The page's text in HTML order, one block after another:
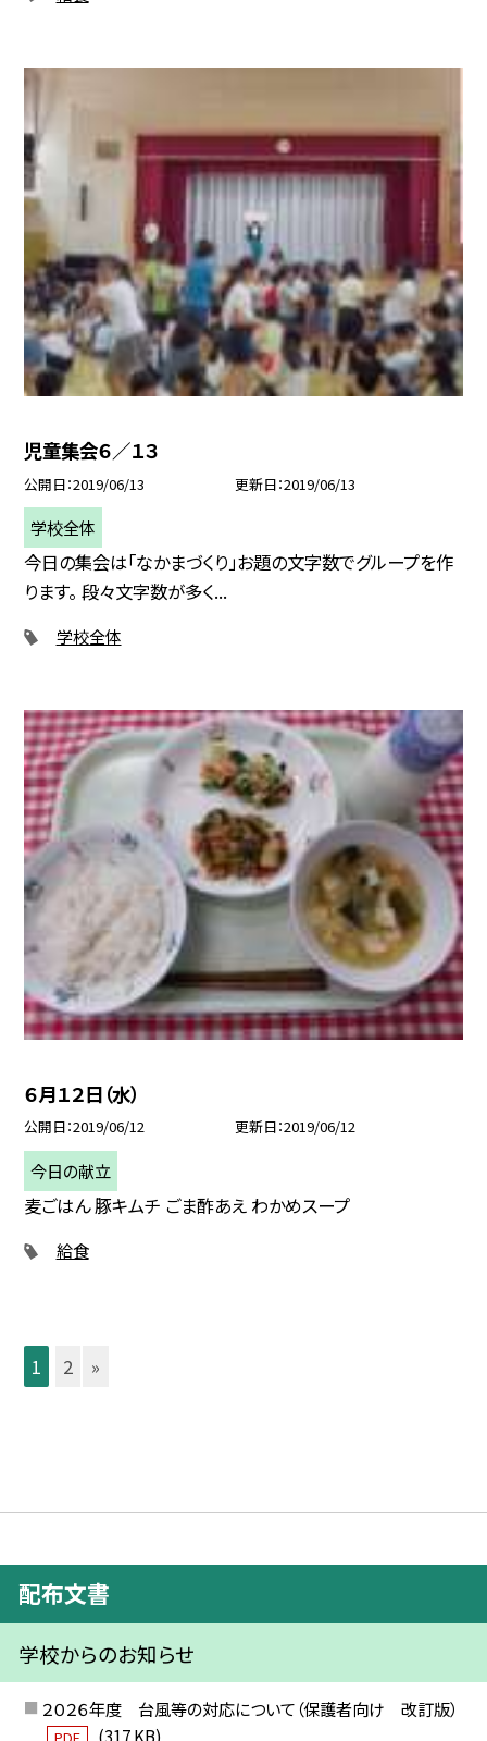
児童集会６／１３
公開日 2019/06/13 更新日 2019/06/13
学校全体
今日の集会は「なかまづくり」お題の文字数でグループを作
ります。 段々文字数が多く...
学校全体
６月１２日（水）
公開日 2019/06/12 更新日 2019/06/12
今日の献立
麦ごはん 豚キムチ ごま酢あえ わかめスープ
給食
1 2 »
配布文書
学校からのお知らせ
２０２６年度 台風等の対応について（保護者向け 改訂版）
(317 KB)